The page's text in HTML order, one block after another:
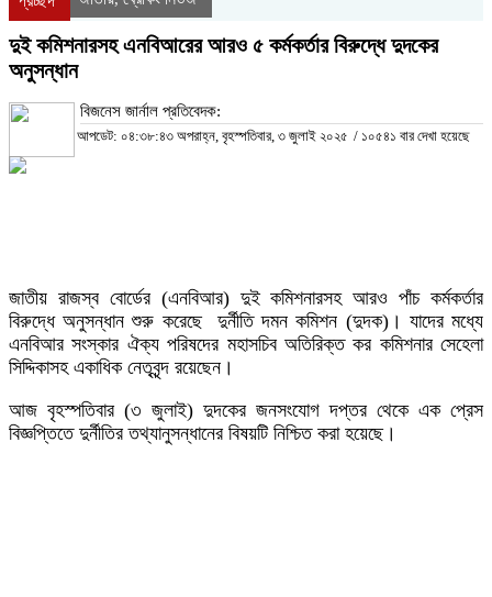
দুই কমিশনারসহ এনবিআরের আরও ৫ কর্মকর্তার বিরুদ্ধে দুদকের
অনুসন্ধান
বিজনেস জার্নাল প্রতিবেদক:
আপডেট: ০৪:৩৮:৪৩ অপরাহ্ন, বৃহস্পতিবার, ৩ জুলাই ২০২৫ / ১০৫৪১ বার দেখা হয়েছে
জাতীয় রাজস্ব বোর্ডের (এনবিআর) দুই কমিশনারসহ আরও পাঁচ কর্মকর্তার
বিরুদ্ধে অনুসন্ধান শুরু করেছে দুর্নীতি দমন কমিশন (দুদক)। যাদের মধ্যে
এনবিআর সংস্কার ঐক্য পরিষদের মহাসচিব অতিরিক্ত কর কমিশনার সেহেলা
সিদ্দিকাসহ একাধিক নেতৃবৃন্দ রয়েছেন।
আজ বৃহস্পতিবার (৩ জুলাই) দুদকের জনসংযোগ দপ্তর থেকে এক প্রেস
বিজ্ঞপ্তিতে দুর্নীতির তথ্যানুসন্ধানের বিষয়টি নিশ্চিত করা হয়েছে।